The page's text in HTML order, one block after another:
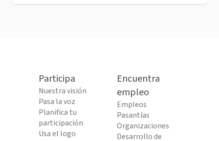
Participa
Nuestra visión
Pasa la voz
Planifica tu
participación
Usa el logo
Encuentra
empleo
Empleos
Pasantías
Organizaciones
Desarrollo de